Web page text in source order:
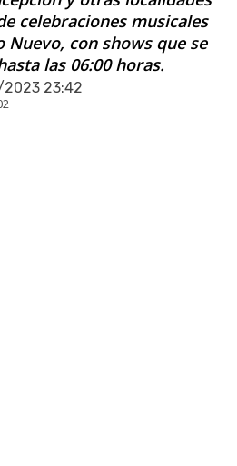
celebraciones musicales
Nuevo, con shows que se
las 06:00 horas.
23:42